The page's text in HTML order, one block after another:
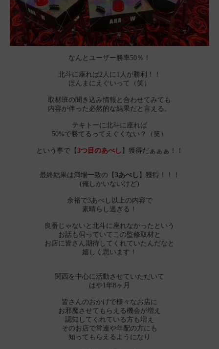
なんとユーザー勝率50％！
北斗に座れば2人に1人が勝利！！
ほんまにえぐいって（笑）
取材班の聞き込み情報と合わせてみても
内容が伴った必然的な結果だと言える。
テキトーに北斗に座れば
50%で勝てるってえぐくない？（笑）
という事で【3つ目のあべし 】獲得だぁぁぁ！！
最終結果は満場一致の【3あべし 】獲得！！！
(俺しかいないけど)
余裕で3あべし以上の内容で
素晴らし過ぎる！
良番じゃないと北斗に座れなかったという
お話も伺っていてこの監修取材と
お店に皆さん期待してくれていたんだなと
嬉しく思います！
関西を中心に活動させていただいて
はや1年8ヶ月
皆さんのおかげで様々なお店に
お邪魔させてもらえる機会が増え
認知してくれている方も増え
そのお店で常連や年配の方にも
知ってもらえるようになり